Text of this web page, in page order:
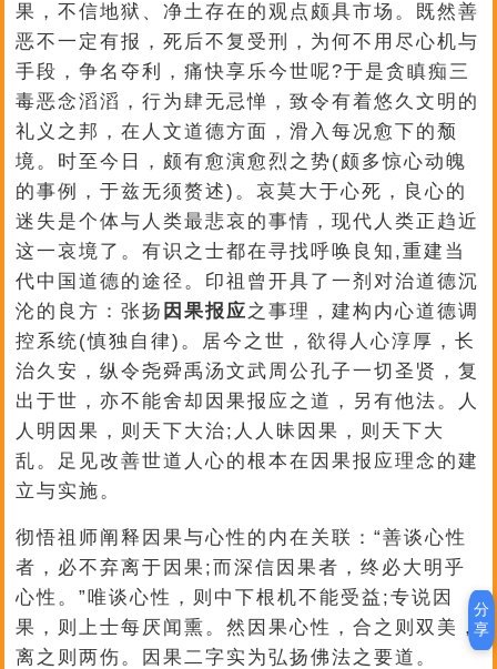
果，不信地狱、净土存在的观点颇具市场。既然善
恶不一定有报，死后不复受刑，为何不用尽心机与
手段，争名夺利，痛快享乐今世呢?于是贪瞋痴三
毒恶念滔滔，行为肆无忌惮，致令有着悠久文明的
礼义之邦，在人文道德方面，滑入每况愈下的颓
境。时至今日，颇有愈演愈烈之势(颇多惊心动魄
的事例，于兹无须赘述)。哀莫大于心死，良心的
迷失是个体与人类最悲哀的事情，现代人类正趋近
这一哀境了。有识之士都在寻找呼唤良知,重建当
代中国道德的途径。印祖曾开具了一剂对治道德沉
沦的良方：张扬 因果报应之事理，建构内心道德调
控系统(慎独自律)。居今之世，欲得人心淳厚，长
治久安，纵令尧舜禹汤文武周公孔子一切圣贤，复
出于世，亦不能舍却因果报应之道，另有他法。人
人明因果，则天下大治;人人昧因果，则天下大
乱。足见改善世道人心的根本在因果报应理念的建
立与实施。
彻悟祖师阐释因果与心性的内在关联：“善谈心性
者，必不弃离于因果;而深信因果者，终必大明乎
心性。”唯谈心性，则中下根机不能受益;专说因
果，则上士每厌闻熏。然因果心性，合之则双美，
离之则两伤。因果二字实为弘扬佛法之要道。
分
享